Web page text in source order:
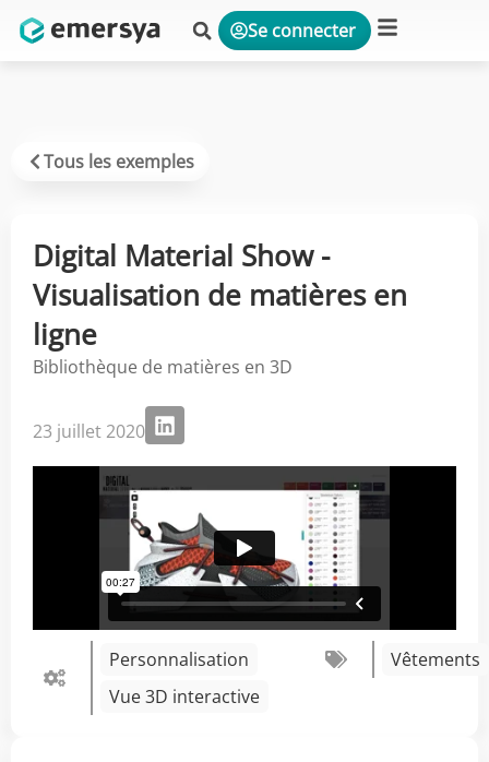
Se connecter
Tous les exemples
Digital Material Show -
Visualisation de matières en
ligne
Bibliothèque de matières en 3D
23 juillet 2020
Personnalisation
Vue 3D interactive
Vêtements